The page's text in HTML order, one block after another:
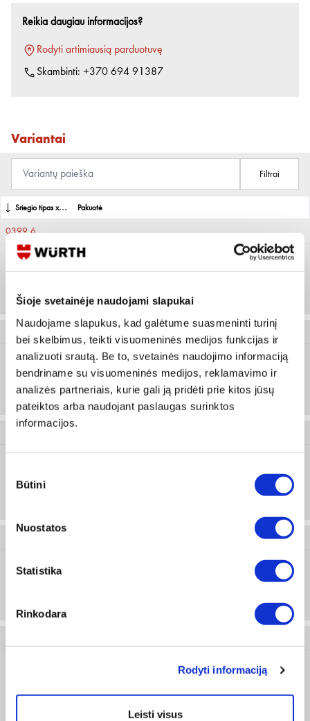
Šioje svetainėje naudojami slapukai
Naudojame slapukus, kad galėtume suasmeninti turinį
bei skelbimus, teikti visuomeninės medijos funkcijas ir
analizuoti srautą. Be to, svetainės naudojimo informaciją
bendriname su visuomeninės medijos, reklamavimo ir
analizės partneriais, kurie gali ją pridėti prie kitos jūsų
pateiktos arba naudojant paslaugas surinktos
informacijos.
pasirinkimas
Būtini
Nuostatos
Statistika
Rinkodara
Rodyti informaciją
Leisti visus
Reikia daugiau informacijos?
Rodyti artimiausią parduotuvę
Skambinti: +370 694 91387
Variantai
Filtrai
Sriegio tipas x vardinis skersmuo
Pakuotė
0399 6
500 vnt
M8
200 vnt
Prisijungti arba registruotis
M10 Prisijungti arba registruotis
Prisijungti arba registruotis